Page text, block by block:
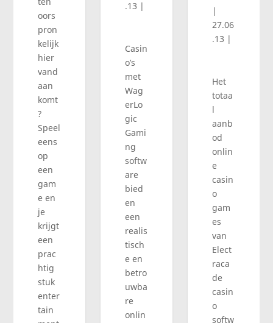
oors
pron
kelijk
hier
vand
aan
komt
?
Speel
eens
op
een
gam
e en
je
krijgt
een
prac
htig
stuk
enter
tain
.13 |
Casin
o’s
met
Wag
erLo
gic
Gami
ng
softw
are
bied
en
een
realis
tisch
e en
betro
uwba
re
onlin
|
27.06
.13 |
Het
totaa
l
aanb
od
onlin
e
casin
o
gam
es
van
Elect
raca
de
casin
o
softw